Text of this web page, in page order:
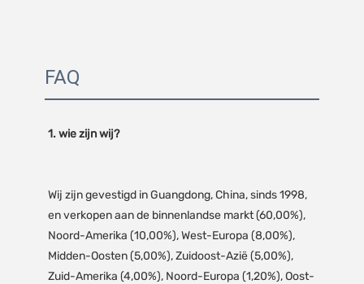
FAQ
1. wie zijn wij?
Wij zijn gevestigd in Guangdong, China, sinds 1998,
en verkopen aan de binnenlandse markt (60,00%),
Noord-Amerika (10,00%), West-Europa (8,00%),
Midden-Oosten (5,00%), Zuidoost-Azië (5,00%),
Zuid-Amerika (4,00%), Noord-Europa (1,20%), Oost-